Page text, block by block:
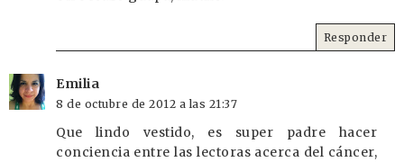
Responder
Emilia
8 de octubre de 2012 a las 21:37
Que lindo vestido, es super padre hacer
conciencia entre las lectoras acerca del cáncer,